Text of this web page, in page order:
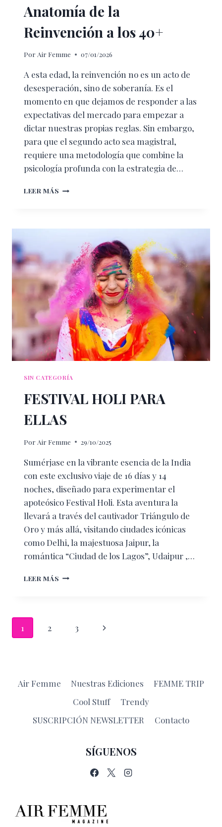
Anatomía de la
Reinvención a los 40+
Por Air Femme 07/01/2026
A esta edad, la reinvención no es un acto de
desesperación, sino de soberanía. Es el
momento en que dejamos de responder a las
expectativas del mercado para empezar a
dictar nuestras propias reglas. Sin embargo,
para que el segundo acto sea magistral,
requiere una metodología que combine la
psicología profunda con la estrategia de…
LEER MÁS LA
ANATOMÍA
LA
REINVENCIÓN
A
LOS
40+
SIN CATEGORÍA
FESTIVAL HOLI PARA
ELLAS
Por Air Femme 29/10/2025
Sumérjase en la vibrante esencia de la India
con este exclusivo viaje de 16 días y 14
noches, diseñado para experimentar el
apoteósico Festival Holi. Esta aventura la
llevará a través del cautivador Triángulo de
Oro y más allá, visitando ciudades icónicas
como Delhi, la majestuosa Jaipur, la
romántica “Ciudad de los Lagos”, Udaipur ,…
LEER MÁS FESTIVAL
Navegación
1 2 3
Siguiente
Air Femme Nuestras Ediciones
FEMME TRIP
Cool Stuff
Trendy
SUSCRIPCIÓN NEWSLETTER
Contacto
SÍGUENOS